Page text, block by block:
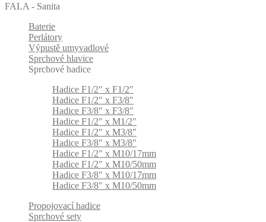
FALA - Sanita
Baterie
Perlátory
Výpustě umyvadlové
Sprchové hlavice
Sprchové hadice
Hadice F1/2" x F1/2"
Hadice F1/2" x F3/8"
Hadice F3/8" x F3/8"
Hadice F1/2" x M1/2"
Hadice F1/2" x M3/8"
Hadice F3/8" x M3/8"
Hadice F1/2" x M10/17mm
Hadice F1/2" x M10/50mm
Hadice F3/8" x M10/17mm
Hadice F3/8" x M10/50mm
Propojovací hadice
Sprchové sety